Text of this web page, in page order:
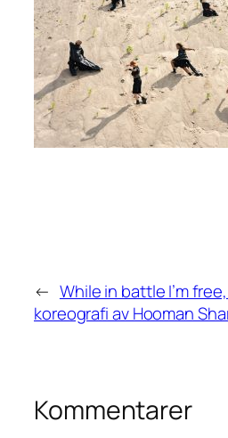
← While in battle I’m
koreografi av Hooman
Kommentarer